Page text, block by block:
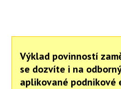
Výklad povinností
se dozvíte i na
aplikované podnikové